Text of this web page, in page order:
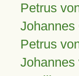
Petrus
Johannes
Petrus
Johannes